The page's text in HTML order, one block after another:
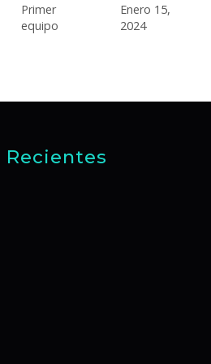
Primer
equipo
Enero 15,
2024
Recientes